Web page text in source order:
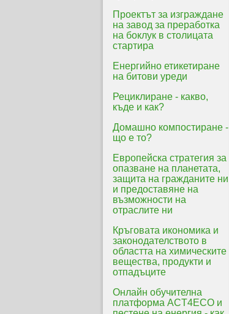
Проектът за изграждане
на завод за преработка
на боклук в столицата
стартира
Енергийно етикетиране
на битови уреди
Рециклиране - какво,
къде и как?
Домашно компостиране -
що е то?
Eвропейска стратегия за
опазване на планетата,
защита на гражданите ни
и предоставяне на
възможности на
отраслите ни
Кръговата икономика и
законодателството в
областта на химическите
вещества, продукти и
отпадъците
Онлайн обучителна
платформа ACT4ECO и